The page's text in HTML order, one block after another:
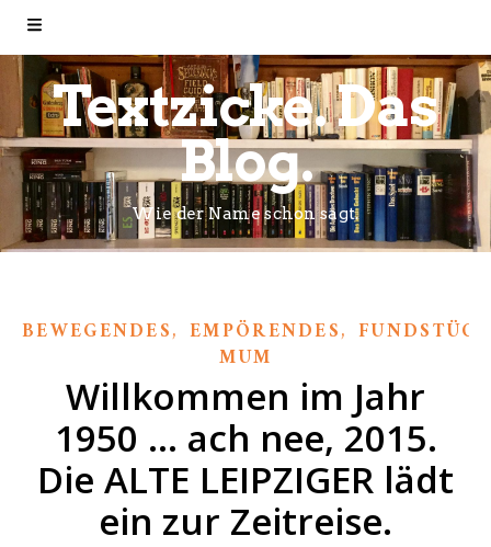
Textzicke. Das
Blog.
Wie der Name schon sagt.
BEWEGENDES, EMPÖRENDES,
MUM
Willkommen im Jahr
1950 … ach nee, 2015.
Die ALTE LEIPZIGER lädt
ein zur Zeitreise.